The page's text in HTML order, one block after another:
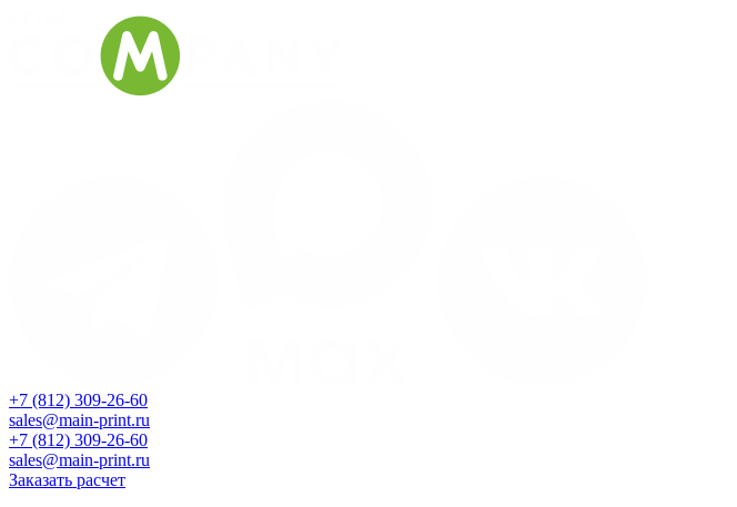
+7 (812) 309-26-60
sales@main-print.ru
+7 (812) 309-26-60
sales@main-print.ru
Заказать расчет